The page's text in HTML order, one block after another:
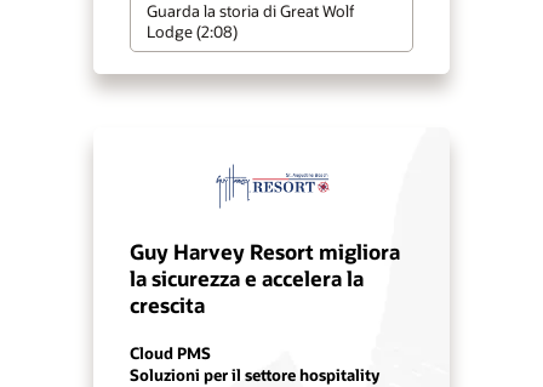
Guarda la storia di Great Wolf
Lodge (2:08)
Guy Harvey Resort migliora
la sicurezza e accelera la
crescita
Cloud PMS
Soluzioni per il settore hospitality